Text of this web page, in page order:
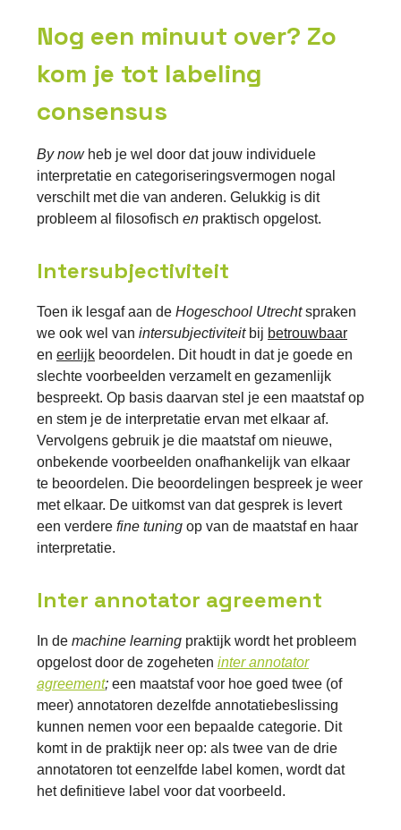
Nog een minuut over? Zo
kom je tot labeling
consensus
By nowheb je wel door dat jouw individuele
interpretatie en categoriseringsvermogen nogal
verschilt met die van anderen. Gelukkig is dit
probleem al filosofisch en praktisch opgelost.
Intersubjectiviteit
Toen ik lesgaf aan de Hogeschool Utrechtspraken
we ook wel van intersubjectiviteitbij betrouwbaar
en eerlijk beoordelen. Dit houdt in dat je goede en
slechte voorbeelden verzamelt en gezamenlijk
bespreekt. Op basis daarvan stel je een maatstaf op
en stem je de interpretatie ervan met elkaar af.
Vervolgens gebruik je die maatstaf om nieuwe,
onbekende voorbeelden onafhankelijk van elkaar
te beoordelen. Die beoordelingen bespreek je weer
met elkaar. De uitkomst van dat gesprek is levert
een verdere fine tuning op van de maatstaf en haar
interpretatie.
Inter annotator agreement
In de machine learning praktijk wordt het probleem
opgelost door de zogeheten inter annotator
agreement; een maatstaf voor hoe goed twee (of
meer) annotatoren dezelfde annotatiebeslissing
kunnen nemen voor een bepaalde categorie. Dit
komt in de praktijk neer op: als twee van de drie
annotatoren tot eenzelfde label komen, wordt dat
het definitieve label voor dat voorbeeld.